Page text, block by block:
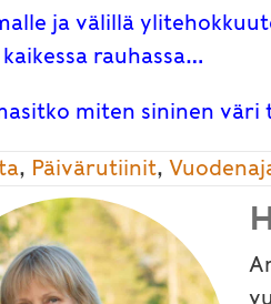
ja välillä
rauhassa…
miten sininen
, Päivärutiinit,